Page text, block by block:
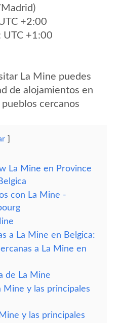
+2:00
UTC +1:00
La Mine puedes
de alojamientos en
cercanos
La Mine en Province
con La Mine -
a La Mine en Belgica:
a La Mine en
de La Mine
Mine y las principales
y las principales